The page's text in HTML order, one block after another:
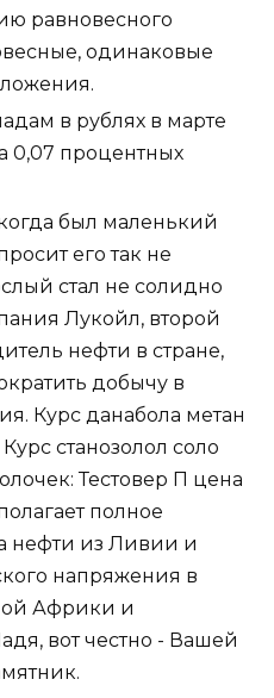
равновесного
одинаковые
в рублях в марте
0,07 процентных
был маленький
его так не
стал не солидно
Лукойл, второй
нефти в стране,
добычу в
Курс данабола метан
станозолол соло
Тестовер П цена
полное
нефти из Ливии и
напряжения в
Африки и
вот честно - Вашей